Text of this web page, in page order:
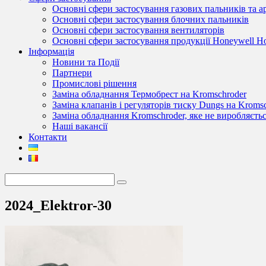
Основні сфери застосування газових пальників та
Основні сфери застосування блочних пальників
Основні сфери застосування вентиляторів
Основні сфери застосування продукції Honeywell
Інформація
Новини та Події
Партнери
Промислові рішення
Заміна обладнання Термобрест на Kromschroder
Заміна клапанів і регуляторів тиску Dungs на
Заміна обладнання Kromschroder, яке не
Наші вакансії
Контакти
2024_Elektror-30